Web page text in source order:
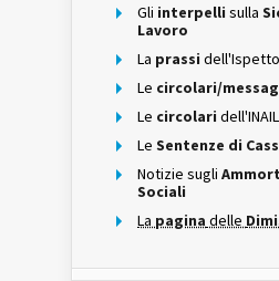
Gli interpelli sulla
Lavoro
La prassi
Le circolari/
Le circolari dell'INAIL
Le Sentenze di
Notizie sugli
Sociali
La pagina delle